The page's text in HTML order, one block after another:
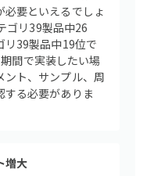
要といえるでしょ
ゴリ39製品中26
リ39製品中19位で
間で実装したい場
ント、サンプル、周
する必要がありま
増大